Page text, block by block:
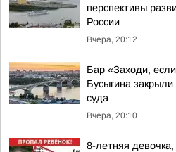
перспективы
России
Вчера, 20:12
Бар «Заходи,
Бусыгина
суда
Вчера, 20:10
8-летняя